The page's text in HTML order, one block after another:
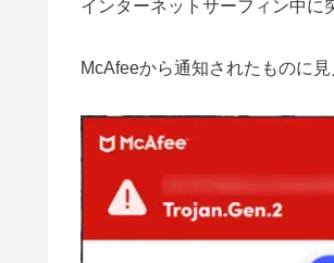
インターネットサーフィン中に
McAfeeから通知されたものに